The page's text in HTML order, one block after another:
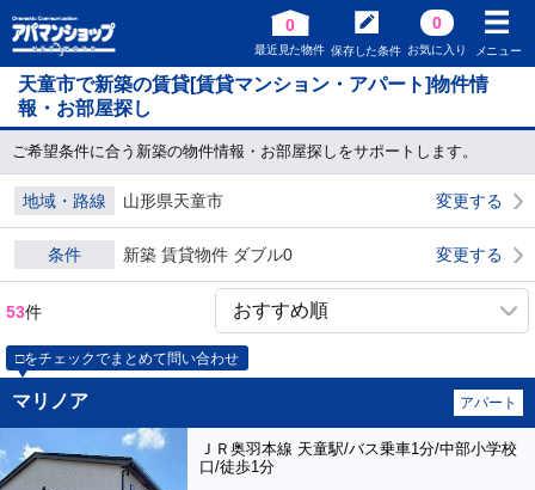
0
最近見た物件 保存した条件
0
お気に入り メニュー
天童市で新築の賃貸[賃貸マンション・アパート]物件情
報・お部屋探し
ご希望条件に合う新築の物件情報・お部屋探しをサポートします。
地域・路線 山形県天童市 変更する
条件 新築 賃貸物件 ダブル0 変更する
53件
□をチェックでまとめて問い合わせ
マリノア アパート
ＪＲ奥羽本線 天童駅/バス乗車1分/中部小学校
口/徒歩1分